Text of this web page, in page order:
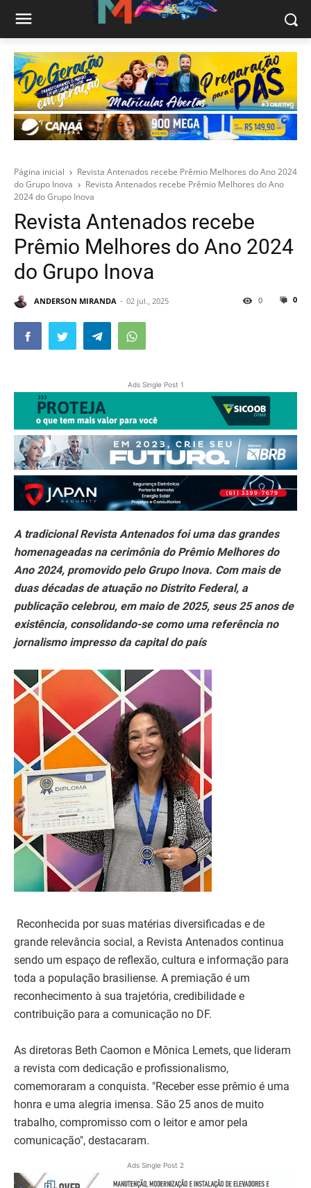
Página inicial
Revista Antenados recebe Prêmio Melhores do Ano 2024
do Grupo Inova
Revista Antenados recebe Prêmio Melhores do Ano
2024 do Grupo Inova
Revista Antenados recebe
Prêmio Melhores do Ano 2024
do Grupo Inova
ANDERSON MIRANDA 02 jul., 2025 0
0
Ads Single Post 1
A tradicional Revista Antenados foi uma das grandes
homenageadas na cerimônia do Prêmio Melhores do
Ano 2024, promovido pelo Grupo Inova. Com mais de
duas décadas de atuação no Distrito Federal, a
publicação celebrou, em maio de 2025, seus 25 anos de
existência, consolidando-se como uma referência no
jornalismo impresso da capital do país
Reconhecida por suas matérias diversificadas e de
grande relevância social, a Revista Antenados continua
sendo um espaço de reflexão, cultura e informação para
toda a população brasiliense. A premiação é um
reconhecimento à sua trajetória, credibilidade e
contribuição para a comunicação no DF.
As diretoras Beth Caomon e Mônica Lemets, que lideram
a revista com dedicação e profissionalismo,
comemoraram a conquista. "Receber esse prêmio é uma
honra e uma alegria imensa. São 25 anos de muito
trabalho, compromisso com o leitor e amor pela
comunicação", destacaram.
Ads Single Post 2